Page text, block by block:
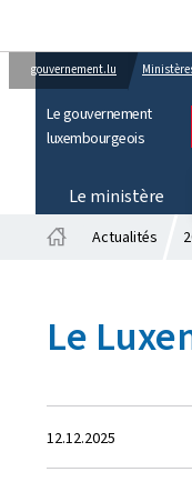
gouvernement.lu
Le gouvernement
luxembourgeois
Le ministère
Actualités
Le
Crée
le
12.12.2025